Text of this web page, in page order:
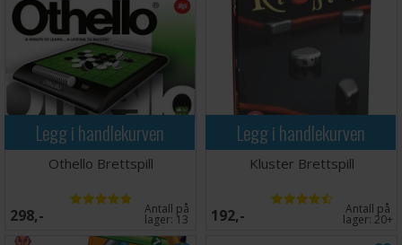
Legg i handlekurven
Othello Brettspill
298,- Antall på
lager: 13
Legg i handlekurven
Kluster Brettspill
192,- Antall på
lager: 20+